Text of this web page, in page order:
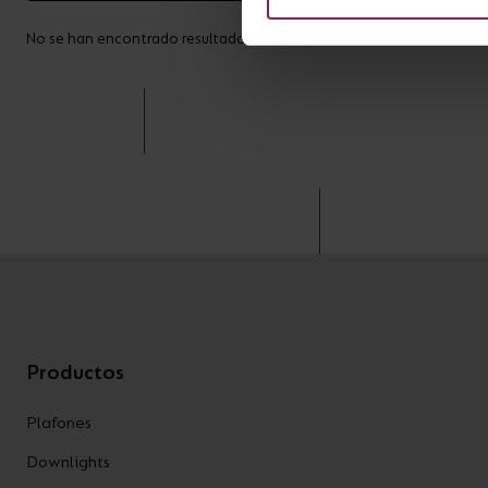
No se han encontrado resultados for *
Productos
Plafones
Downlights